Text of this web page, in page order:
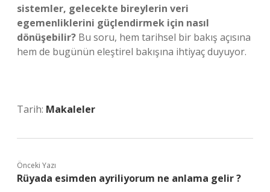
sistemler, gelecekte bireylerin veri
egemenliklerini güçlendirmek için nasıl
dönüşebilir? Bu soru, hem tarihsel bir bakış açısına
hem de bugünün eleştirel bakışına ihtiyaç duyuyor.
Tarih: Makaleler
Önceki Yazı
Rüyada esimden ayriliyorum ne anlama gelir ?